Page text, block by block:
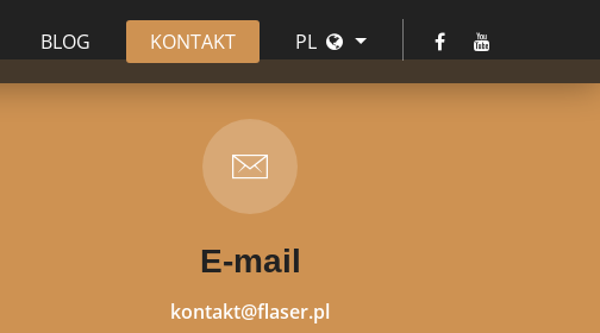
BLOG KONTAKT PL
E-mail
kontakt@flaser.pl